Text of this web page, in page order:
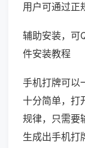
用户可通过正
辅助安装，可
件安装教程
手机打牌可以
十分简单，打
规律，只需要
生成出手机打